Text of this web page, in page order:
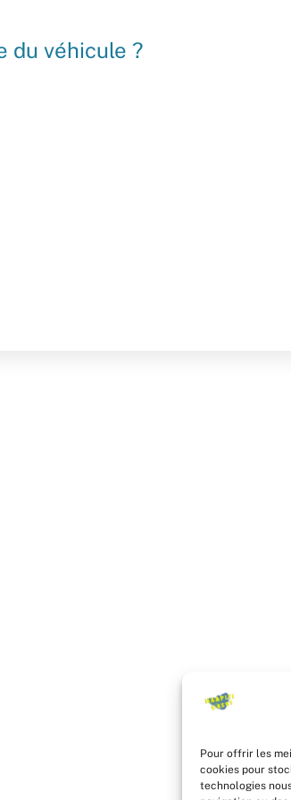
Pour offrir les
cookies pour
technologies
du véhicule ?